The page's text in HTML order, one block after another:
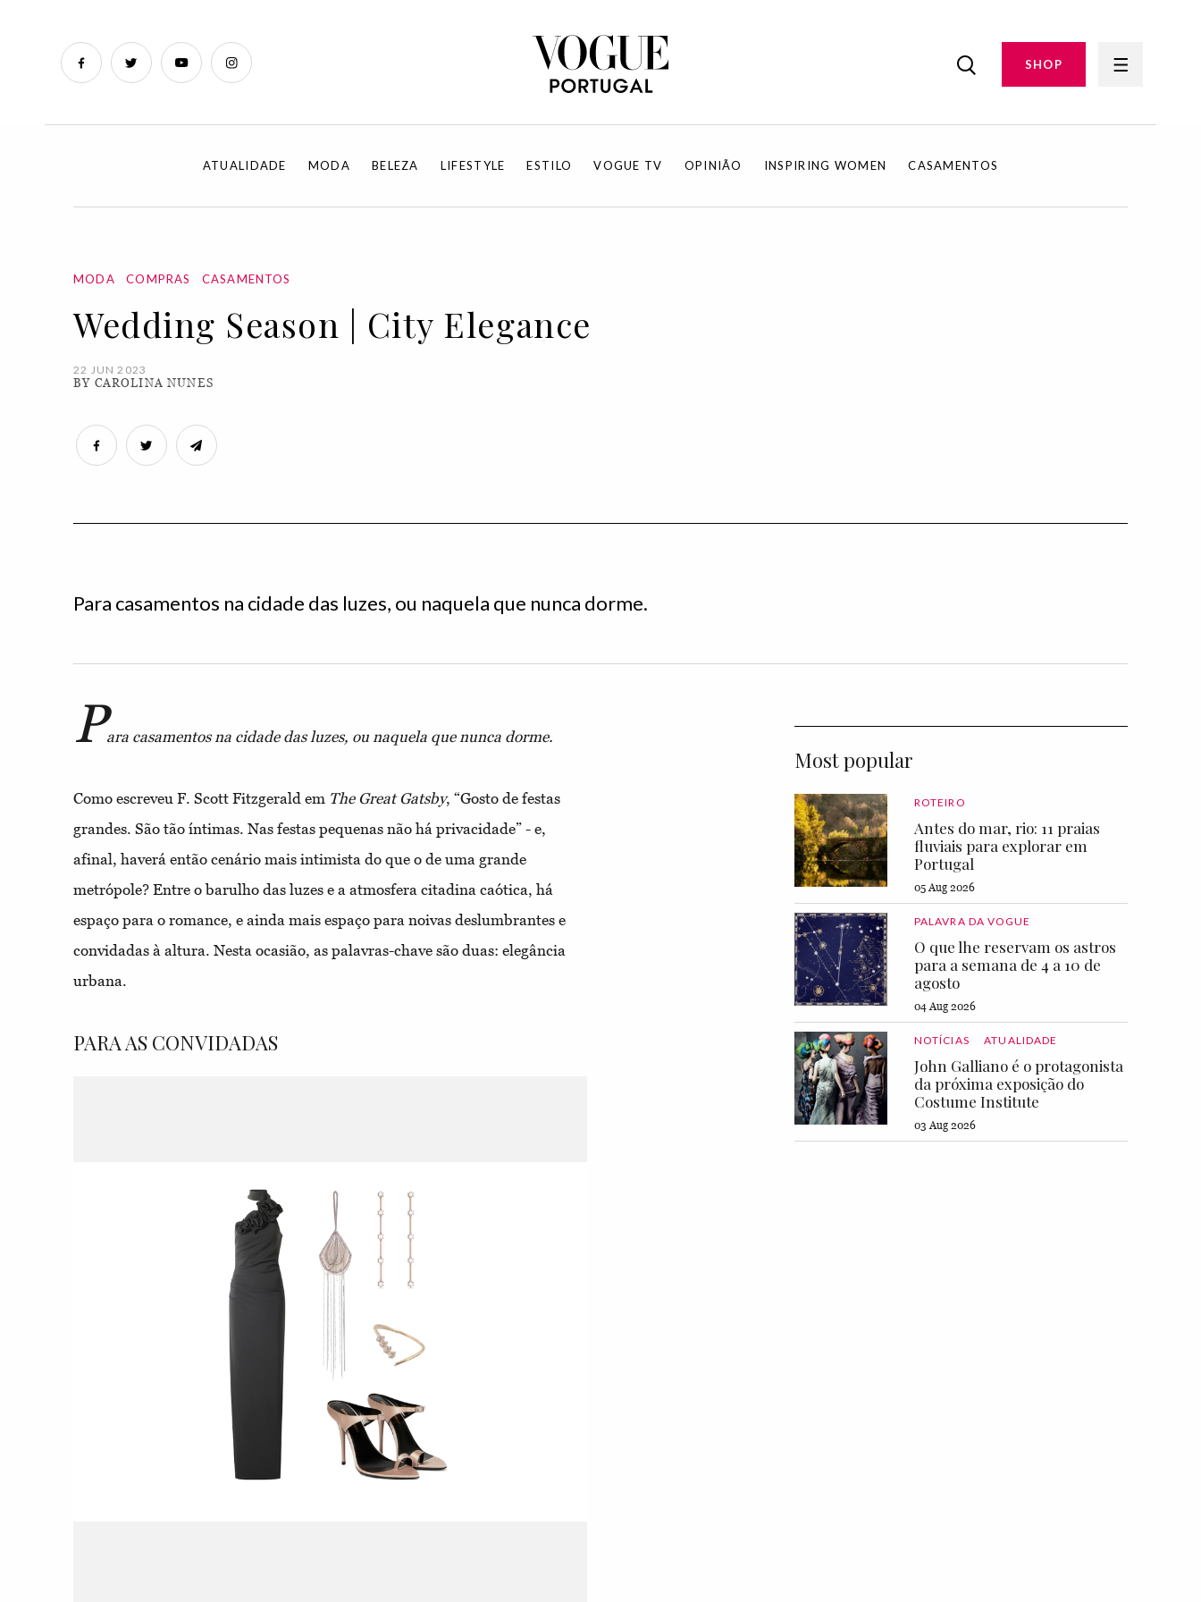
SHOP
ATUALIDADE MODA BELEZA LIFESTYLE ESTILO VOGUE TV OPINIÃO INSPIRING WOMEN CASAMENTOS
MODA COMPRAS CASAMENTOS
Wedding Season | City Elegance
22 JUN 2023
BY CAROLINA NUNES
Para casamentos na cidade das luzes, ou naquela que nunca dorme.
Para casamentos na cidade das luzes, ou naquela que nunca dorme.
Como escreveu F. Scott Fitzgerald em The Great Gatsby, “Gosto de festas
grandes. São tão íntimas. Nas festas pequenas não há privacidade” - e,
afinal, haverá então cenário mais intimista do que o de uma grande
metrópole? Entre o barulho das luzes e a atmosfera citadina caótica, há
espaço para o romance, e ainda mais espaço para noivas deslumbrantes e
convidadas à altura. Nesta ocasião, as palavras-chave são duas: elegância
urbana.
PARA AS CONVIDADAS
Most popular
ROTEIRO
Antes do mar, rio: 11 praias
fluviais para explorar em
Portugal
05 Aug 2026
PALAVRA DA VOGUE
O que lhe reservam os astros
para a semana de 4 a 10 de
agosto
04 Aug 2026
NOTÍCIAS ATUALIDADE
John Galliano é o protagonista
da próxima exposição do
Costume Institute
03 Aug 2026